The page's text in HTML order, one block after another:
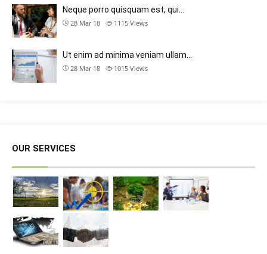
Neque porro quisquam est, qui…
28 Mar 18 1115 Views
Ut enim ad minima veniam ullam…
28 Mar 18 1015 Views
OUR SERVICES